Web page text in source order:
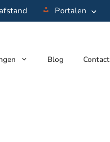
Portalen
Blog Contact